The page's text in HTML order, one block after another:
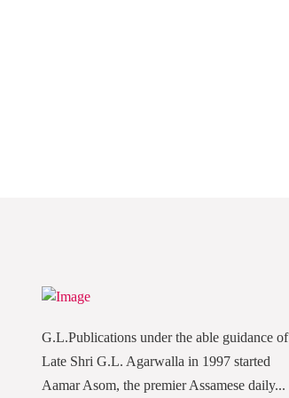
G.L.Publications under the able guidance of
Late Shri G.L. Agarwalla in 1997 started
Aamar Asom, the premier Assamese daily...